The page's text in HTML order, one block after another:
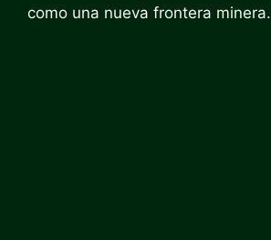
como una nueva frontera minera.